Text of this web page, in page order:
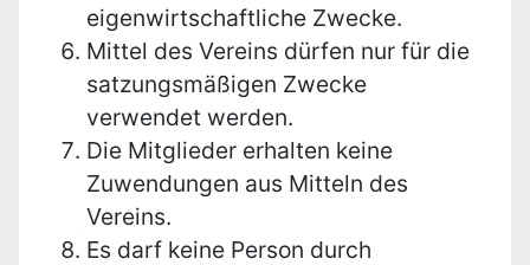
eigenwirtschaftliche Zwecke.
Mittel des Vereins dürfen nur für die
satzungsmäßigen Zwecke
verwendet werden.
Die Mitglieder erhalten keine
Zuwendungen aus Mitteln des
Vereins.
Es darf keine Person durch